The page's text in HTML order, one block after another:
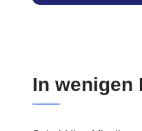
In wenigen